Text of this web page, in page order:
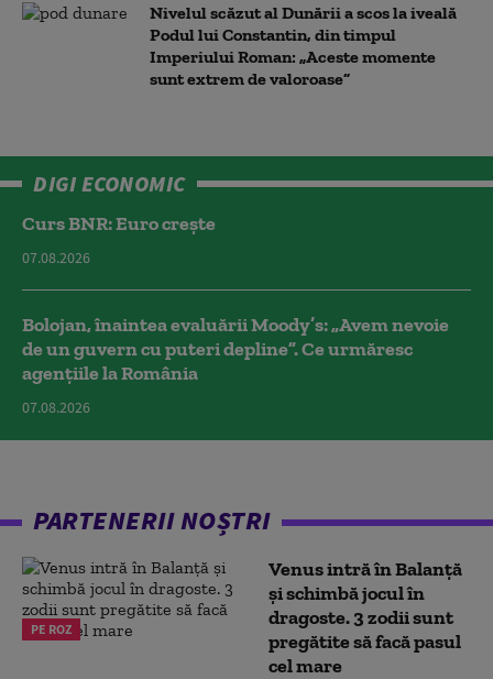
Nivelul scăzut al Dunării a scos la iveală
Podul lui Constantin, din timpul
Imperiului Roman: „Aceste momente
sunt extrem de valoroase”
DIGI ECONOMIC
Curs BNR: Euro crește
07.08.2026
Bolojan, înaintea evaluării Moody’s: „Avem nevoie
de un guvern cu puteri depline”. Ce urmăresc
agențiile la România
07.08.2026
PARTENERII NOȘTRI
PE ROZ
Venus intră în Balanță
și schimbă jocul în
dragoste. 3 zodii sunt
pregătite să facă pasul
cel mare